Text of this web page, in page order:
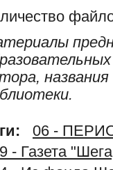
06 -
- Газета